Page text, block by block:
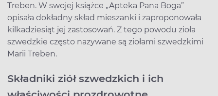
Treben. W swojej książce „Apteka Pana Boga”
opisała dokładny skład mieszanki i zaproponowała
kilkadziesiąt jej zastosowań. Z tego powodu zioła
szwedzkie często nazywane są ziołami szwedzkimi
Marii Treben.
Składniki ziół szwedzkich i ich